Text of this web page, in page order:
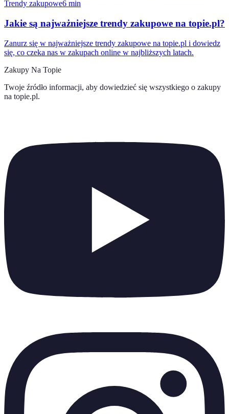
Trendy zakupowe6 min
Jakie są najważniejsze trendy zakupowe na topie.pl?
Zanurz się w najważniejsze trendy zakupowe na topie.pl i dowiedz
się, co czeka nas w zakupach online w najbliższych latach.
Zakupy Na Topie
Twoje źródło informacji, aby dowiedzieć się wszystkiego o zakupy
na topie.pl.